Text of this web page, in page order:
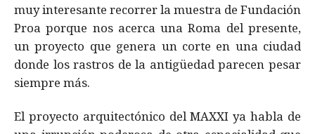
muy interesante recorrer la muestra de Fundación
Proa porque nos acerca una Roma del presente,
un proyecto que genera un corte en una ciudad
donde los rastros de la antigüedad parecen pesar
siempre más.
El proyecto arquitectónico del MAXXI ya habla de